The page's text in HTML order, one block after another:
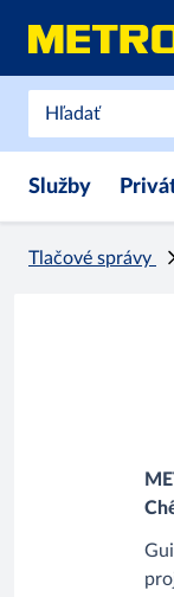
Služby
Tlačové správy